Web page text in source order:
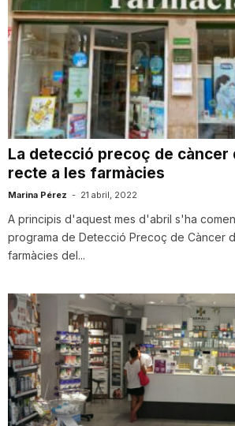
C
i
u
t
a
t
d
e
La detecció precoç de càncer
recte a les farmàcies
Marina Pérez - 21 abril, 2022
A principis d'aquest mes d'abril s'ha
programa de Detecció Precoç de Càncer
farmàcies del...